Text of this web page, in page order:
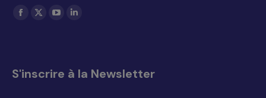
Trouvez nous sur :
La
dans
La
dans
La
dans
La
dans
S'inscrire à la Newsletter